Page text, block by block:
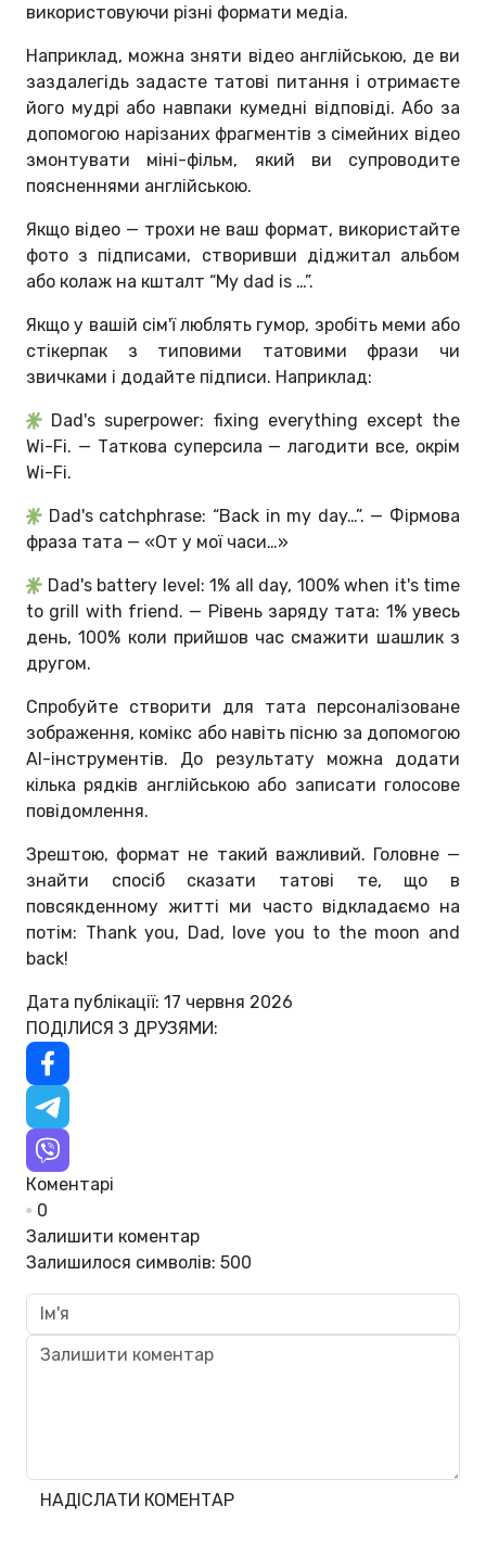
використовуючи різні формати медіа.
Наприклад, можна зняти відео англійською, де ви
заздалегідь задасте татові питання і отримаєте
його мудрі або навпаки кумедні відповіді. Або за
допомогою нарізаних фрагментів з сімейних відео
змонтувати міні-фільм, який ви супроводите
поясненнями англійською.
Якщо відео — трохи не ваш формат, використайте
фото з підписами, створивши діджитал альбом
або колаж на кшталт “My dad is …”.
Якщо у вашій сім'ї люблять гумор, зробіть меми або
стікерпак з типовими татовими фрази чи
звичками і додайте підписи. Наприклад:
Dad's superpower: fixing everything except the
Wi-Fi. — Таткова суперсила — лагодити все, окрім
Wi-Fi.
Dad's catchphrase: “Back in my day…”. — Фірмова
фраза тата — «От у мої часи…»
Dad's battery level: 1% all day, 100% when it's time
to grill with friend. — Рівень заряду тата: 1% увесь
день, 100% коли прийшов час смажити шашлик з
другом.
Спробуйте створити для тата персоналізоване
зображення, комікс або навіть пісню за допомогою
AI-інструментів. До результату можна додати
кілька рядків англійською або записати голосове
повідомлення.
Зрештою, формат не такий важливий. Головне —
знайти спосіб сказати татові те, що в
повсякденному житті ми часто відкладаємо на
потім: Thank you, Dad, love you to the moon and
back!
Дата публікації: 17 червня 2026
ПОДІЛИСЯ З ДРУЗЯМИ:
Коментарі
0
Залишити коментар
Залишилося символів: 500
НАДІСЛАТИ КОМЕНТАР